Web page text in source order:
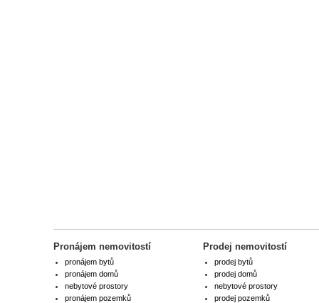
Pronájem nemovitostí
pronájem bytů
pronájem domů
nebytové prostory
pronájem pozemků
Prodej nemovitostí
prodej bytů
prodej domů
nebytové prostory
prodej pozemků